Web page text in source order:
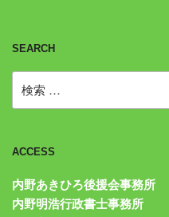
SEARCH
索:
ACCESS
内野あきひろ後援会事務所
内野明浩行政書士事務所